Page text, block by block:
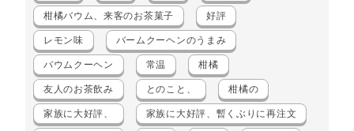
柑橘バウム、来客のお茶菓子 好評
レモン味 バームクーヘンのうまみ
バウムクーヘン 常温 柑橘
友人のお茶飲み とのこと、 柑橘の
家族に大好評、 家族に大好評、暫くぶりに再注文